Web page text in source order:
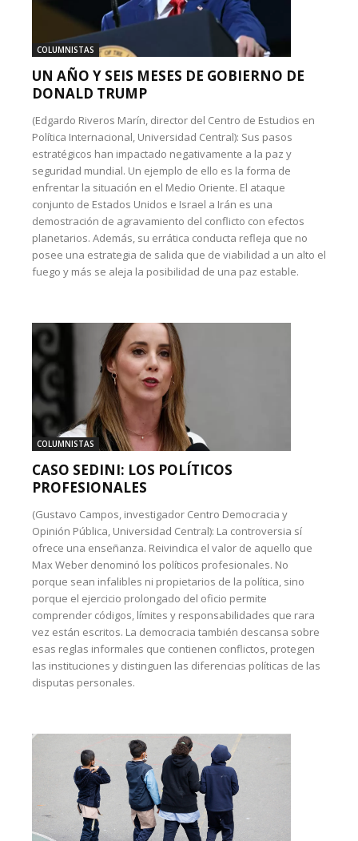
COLUMNISTAS
UN AÑO Y SEIS MESES DE GOBIERNO DE
DONALD TRUMP
(Edgardo Riveros Marín, director del Centro de Estudios en
Política Internacional, Universidad Central): Sus pasos
estratégicos han impactado negativamente a la paz y
seguridad mundial. Un ejemplo de ello es la forma de
enfrentar la situación en el Medio Oriente. El ataque
conjunto de Estados Unidos e Israel a Irán es una
demostración de agravamiento del conflicto con efectos
planetarios. Además, su errática conducta refleja que no
posee una estrategia de salida que de viabilidad a un alto el
fuego y más se aleja la posibilidad de una paz estable.
COLUMNISTAS
CASO SEDINI: LOS POLÍTICOS
PROFESIONALES
(Gustavo Campos, investigador Centro Democracia y
Opinión Pública, Universidad Central): La controversia sí
ofrece una enseñanza. Reivindica el valor de aquello que
Max Weber denominó los políticos profesionales. No
porque sean infalibles ni propietarios de la política, sino
porque el ejercicio prolongado del oficio permite
comprender códigos, límites y responsabilidades que rara
vez están escritos. La democracia también descansa sobre
esas reglas informales que contienen conflictos, protegen
las instituciones y distinguen las diferencias políticas de las
disputas personales.